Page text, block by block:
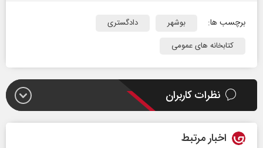
برچسب ها: بوشهر
دادگستری
کتابخانه های عمومی
نظرات کاربران
اخبار مرتبط